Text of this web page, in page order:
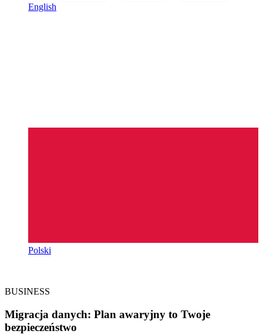
English
Polski
BUSINESS
Migracja danych: Plan awaryjny to Twoje
bezpieczeństwo